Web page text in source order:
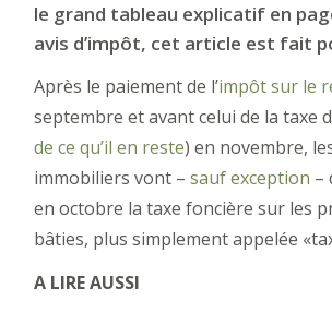
le grand tableau explicatif en
avis d’impôt, cet article est fait
Après le paiement de l’impôt sur le
septembre et avant celui de la taxe
de ce qu’il en reste) en novembre,
immobiliers vont – sauf exception –
en octobre la taxe foncière sur les
bâties, plus simplement appelée
A LIRE AUSSI